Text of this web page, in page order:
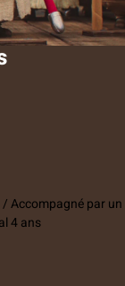
Accompagné par un
4 ans